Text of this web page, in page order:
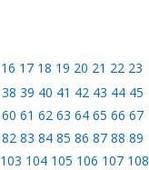
16 17 18 19 20 21 22 23
38 39 40 41 42 43 44 45
60 61 62 63 64 65 66 67
82 83 84 85 86 87 88 89
103 104 105 106 107 108